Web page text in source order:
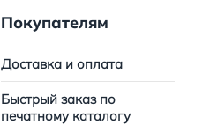
Покупателям
Доставка и оплата
Быстрый заказ по
печатному каталогу